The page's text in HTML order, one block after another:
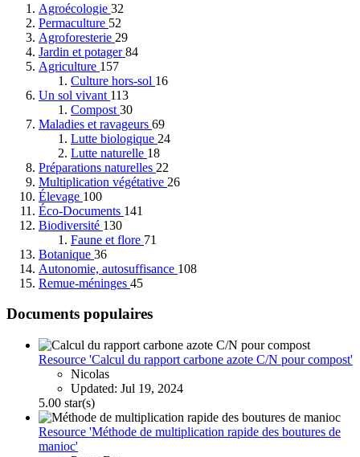
Agroécologie 32
Permaculture 52
Agroforesterie 29
Jardin et potager84
Agriculture 157
Culture hors-sol 16
Un sol vivant 113
Compost 30
Maladies et ravageurs 69
Lutte biologique 24
Lutte naturelle 18
Préparations naturelles 22
Multiplication végétative 26
Élevage 100
Éco-Documents 141
Biodiversité 130
Faune et flore 71
Botanique 36
Autonomie, autosuffisance 108
Remue-méninges 45
Documents populaires
Resource 'Calcul du rapport carbone azote C/N pour compost'
Nicolas
Updated: Jul 19, 2024
5.00 star(s)
Resource 'Méthode de multiplication rapide des boutures de
manioc'